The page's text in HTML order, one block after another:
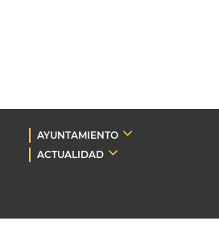
AYUNTAMIENTO
ACTUALIDAD